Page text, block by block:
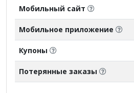
Мобильный сайт
Мобильное приложение
Купоны
Потерянные заказы